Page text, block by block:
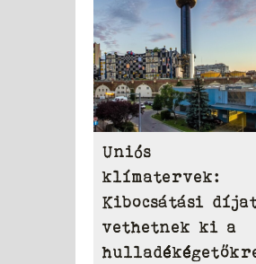
Uniós
klímatervek:
Kibocsátási
vethetnek ki a